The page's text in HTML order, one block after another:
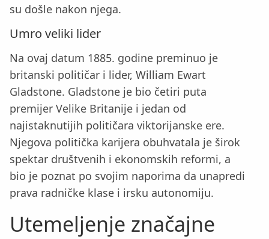
su došle nakon njega.
Umro veliki lider
Na ovaj datum 1885. godine preminuo je
britanski političar i lider, William Ewart
Gladstone. Gladstone je bio četiri puta
premijer Velike Britanije i jedan od
najistaknutijih političara viktorijanske ere.
Njegova politička karijera obuhvatala je širok
spektar društvenih i ekonomskih reformi, a
bio je poznat po svojim naporima da unapredi
prava radničke klase i irsku autonomiju.
Utemeljenje značajne